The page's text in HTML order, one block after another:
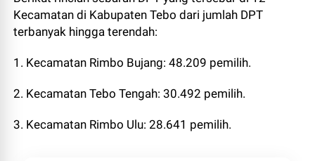
Kecamatan di Kabupaten Tebo dari jumlah DPT
terbanyak hingga terendah:
1. Kecamatan Rimbo Bujang: 48.209 pemilih.
2. Kecamatan Tebo Tengah: 30.492 pemilih.
3. Kecamatan Rimbo Ulu: 28.641 pemilih.